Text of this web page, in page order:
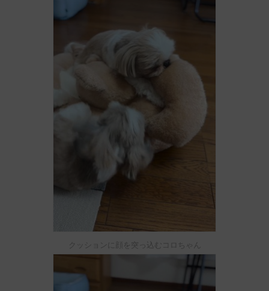
クッションに顔を突っ込むコロちゃん